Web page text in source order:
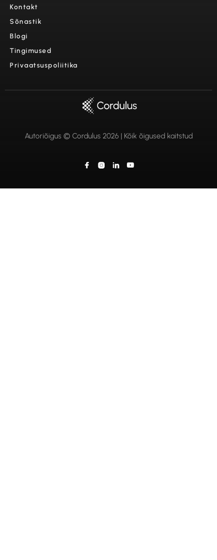
Kontakt
Sõnastik
Blogi
Tingimused
Privaatsuspoliitika
Autoriõigus © Cordulus 2026 | Kõik õigused kaitstud
   